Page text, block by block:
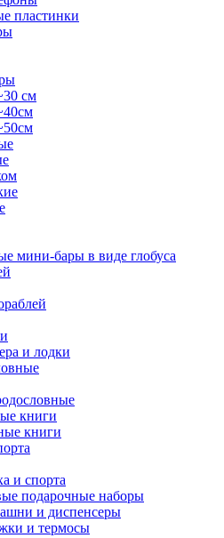
пластинки
см
мини-бары в виде глобуса
и лодки
книги
книги
и спорта
подарочные наборы
и диспенсеры
и термосы